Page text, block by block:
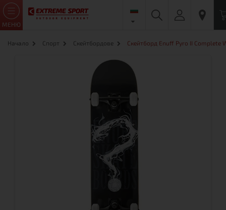
МЕНЮ
Начало Спорт Скейтбордове Скейтборд Enuff Pyro II Complete